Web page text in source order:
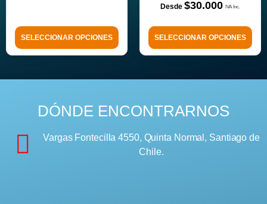
SELECCIONAR OPCIONES
$30.000
SELECCIONAR OPCIONES
DÓNDE ENCONTRARNOS
Vargas Fontecilla 4550, Quinta Normal, Santiago de
Chile.